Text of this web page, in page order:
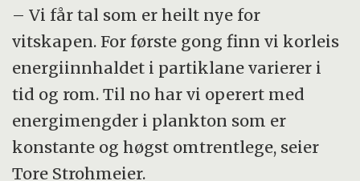
– Vi får tal som er heilt nye for
vitskapen. For første gong finn vi korleis
energiinnhaldet i partiklane varierer i
tid og rom. Til no har vi operert med
energimengder i plankton som er
konstante og høgst omtrentlege, seier
Tore Strohmeier.